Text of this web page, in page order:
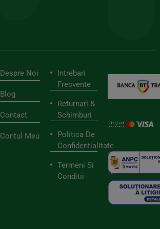
Despre Noi
Blog
Contact
Contul Meu
Intrebari
Frecvente
Returnari &
Schimburi
Politica De
Confidentialitate
Termeni Si
Conditii